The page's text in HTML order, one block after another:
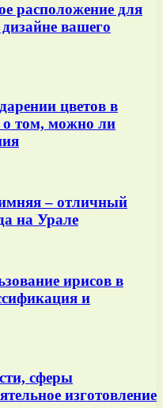
расположение для
вашего
цветов в
о том, можно ли
– отличный
на Урале
ирисов в
и
сферы
изготовление